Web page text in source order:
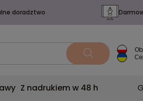
doradztwo
Z nadrukiem w 48 h